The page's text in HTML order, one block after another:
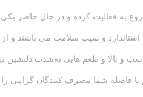
استاندارد و سیب سلامت می باشند و
و بالا و طعم هایی به‌شدت دلنشین
فاصله شما مصرف کنندگان گرامی را